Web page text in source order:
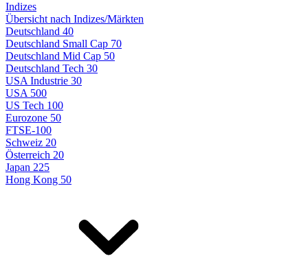
Indizes
Übersicht nach Indizes/Märkten
Deutschland 40
Deutschland Small Cap 70
Deutschland Mid Cap 50
Deutschland Tech 30
USA Industrie 30
USA 500
US Tech 100
Eurozone 50
FTSE-100
Schweiz 20
Österreich 20
Japan 225
Hong Kong 50